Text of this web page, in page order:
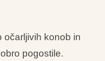
očarljivih konob in
pogostile.